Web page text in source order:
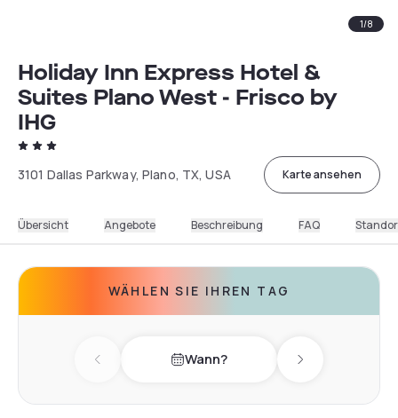
1/8
Holiday Inn Express Hotel &
Suites Plano West - Frisco by
IHG
3101 Dallas Parkway, Plano, TX, USA Karte ansehen
Übersicht Angebote Beschreibung FAQ
WÄHLEN SIE IHREN TAG
Previous day Wann? Next day